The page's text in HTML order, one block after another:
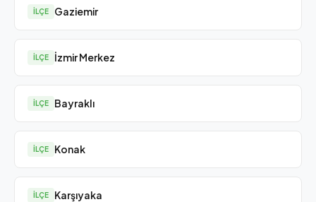
İLÇE Gaziemir
İLÇE İzmir Merkez
İLÇE Bayraklı
İLÇE Konak
İLÇE Karşıyaka